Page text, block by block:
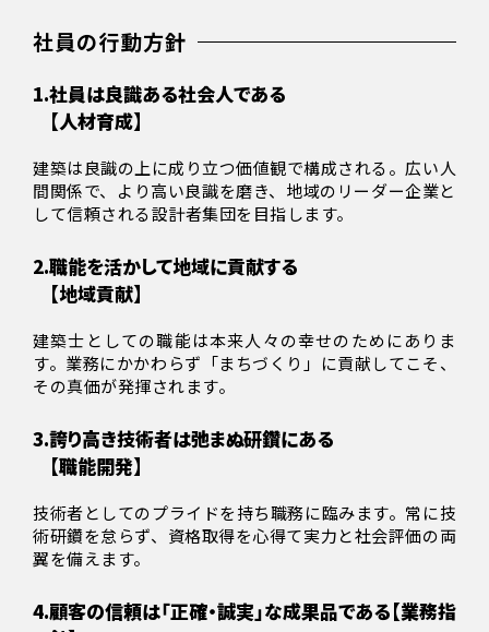
社員の行動方針
1.社員は良識ある社会人である
【人材育成】
建築は良識の上に成り立つ価値観で構成される。広い人
間関係で、より高い良識を磨き、地域のリーダー企業と
して信頼される設計者集団を目指します。
2.職能を活かして地域に貢献する
【地域貢献】
建築士としての職能は本来人々の幸せのためにありま
す。業務にかかわらず「まちづくり」に貢献してこそ、
その真価が発揮されます。
3.誇り高き技術者は弛まぬ研鑽にある
【職能開発】
技術者としてのプライドを持ち職務に臨みます。常に技
術研鑽を怠らず、資格取得を心得て実力と社会評価の両
翼を備えます。
4.顧客の信頼は「正確・誠実」な成果品である【業務指